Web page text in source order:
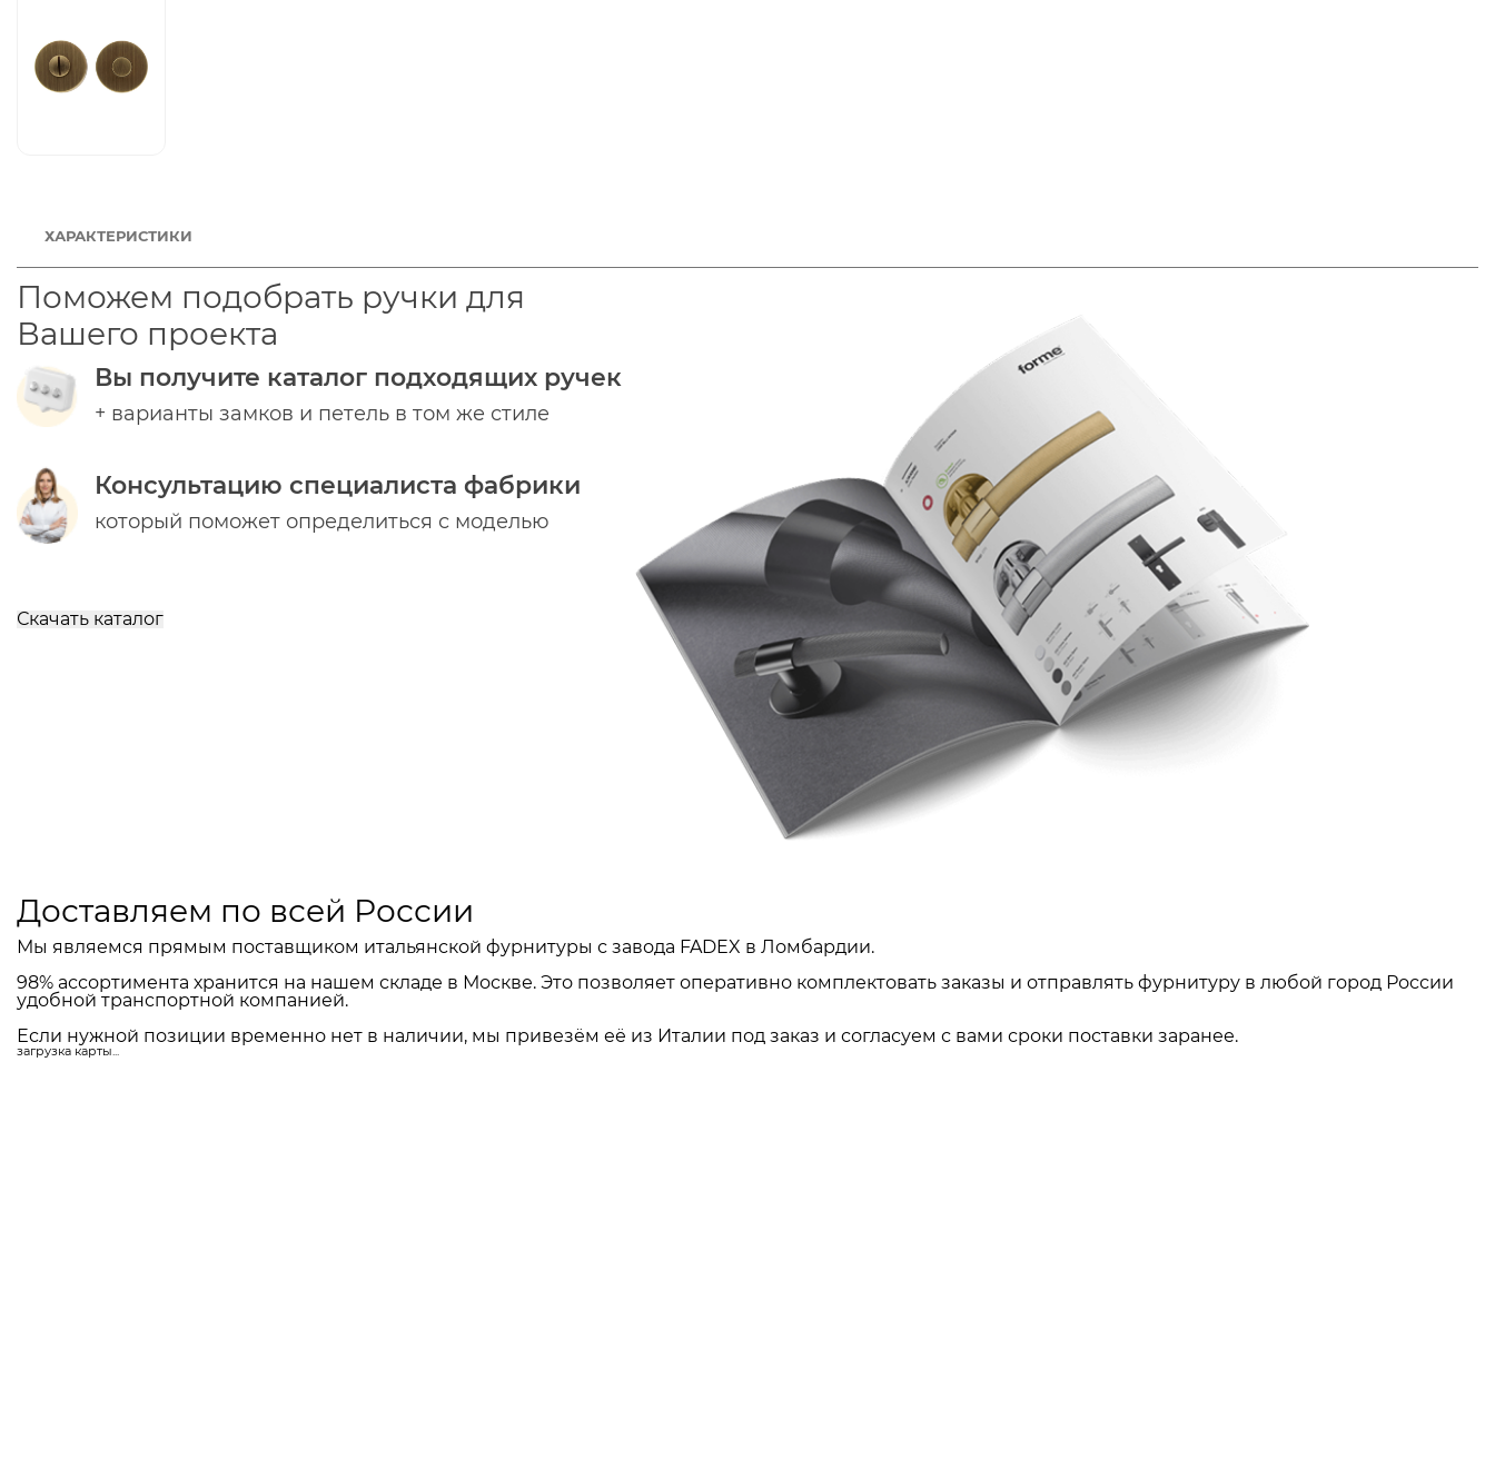
ХАРАКТЕРИСТИКИ
Поможем подобрать ручки для
Вашего проекта
Вы получите каталог подходящих ручек
+ варианты замков и петель в том же стиле
Консультацию специалиста фабрики
который поможет определиться с моделью
Скачать каталог
Доставляем по всей России
Мы являемся прямым поставщиком итальянской фурнитуры с завода FADEX в Ломбардии.
98% ассортимента хранится на нашем складе в Москве. Это позволяет оперативно комплектовать заказы и отправлять фурнитуру в любой город России
удобной транспортной компанией.
Если нужной позиции временно нет в наличии, мы привезём её из Италии под заказ и согласуем с вами сроки поставки заранее.
загрузка карты...